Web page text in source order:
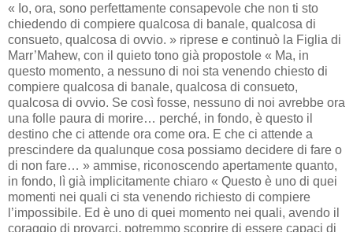
« Io, ora, sono perfettamente consapevole che non ti sto
chiedendo di compiere qualcosa di banale, qualcosa di
consueto, qualcosa di ovvio. » riprese e continuò la Figlia di
Marr’Mahew, con il quieto tono già propostole « Ma, in
questo momento, a nessuno di noi sta venendo chiesto di
compiere qualcosa di banale, qualcosa di consueto,
qualcosa di ovvio. Se così fosse, nessuno di noi avrebbe ora
una folle paura di morire… perché, in fondo, è questo il
destino che ci attende ora come ora. E che ci attende a
prescindere da qualunque cosa possiamo decidere di fare o
di non fare… » ammise, riconoscendo apertamente quanto,
in fondo, lì già implicitamente chiaro « Questo è uno di quei
momenti nei quali ci sta venendo richiesto di compiere
l’impossibile. Ed è uno di quei momento nei quali, avendo il
coraggio di provarci, potremmo scoprire di essere capaci di